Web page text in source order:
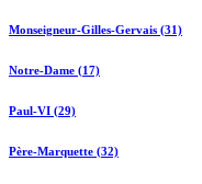
Monseigneur-Gilles-Gervais (31)
Notre-Dame (17)
Paul-VI (29)
Père-Marquette (32)